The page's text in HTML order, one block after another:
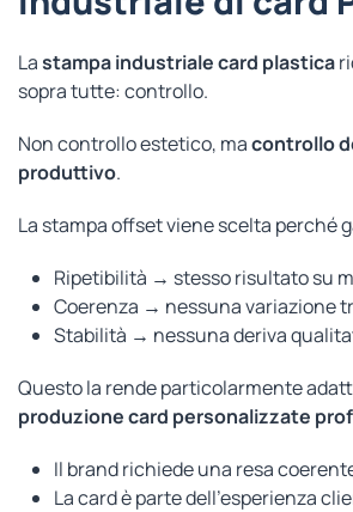
Lastampa industriale card plastica
sopra tutte: controllo.
Non controllo estetico, macontrollo
produttivo.
La stampa offset viene scelta perché
Ripetibilità → stesso risultato su
Coerenza → nessuna variazione
Stabilità → nessuna deriva
Questo la rende particolarmente
produzione card personalizzate
Il brand richiede una resa
La card è parte dell’esperienza